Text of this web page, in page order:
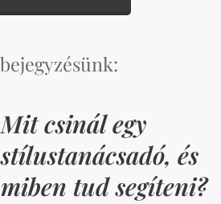
Mit csinál egy
stílustanácsadó, és
miben tud segíteni?